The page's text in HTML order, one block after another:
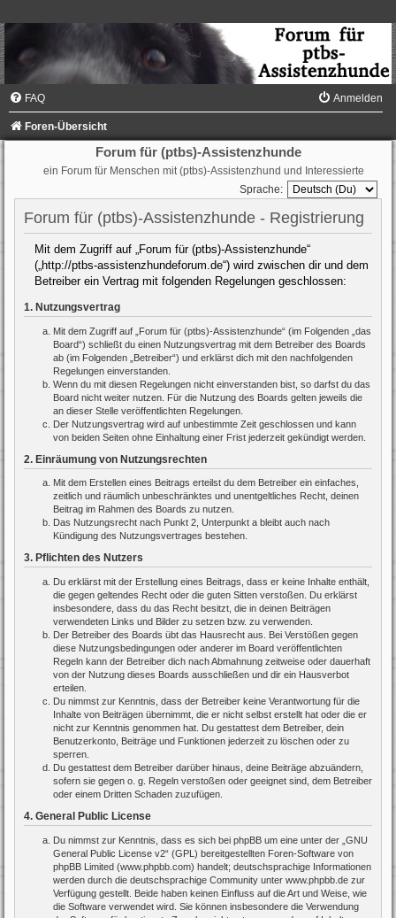
FAQ Anmelden
Foren-Übersicht
Forum für (ptbs)-Assistenzhunde
ein Forum für Menschen mit (ptbs)-Assistenzhund und Interessierte
Sprache:
Forum für (ptbs)-Assistenzhunde - Registrierung
Mit dem Zugriff auf „Forum für (ptbs)-Assistenzhunde“
(„http://ptbs-assistenzhundeforum.de“) wird zwischen dir und dem
Betreiber ein Vertrag mit folgenden Regelungen geschlossen:
1. Nutzungsvertrag
Mit dem Zugriff auf „Forum für (ptbs)-Assistenzhunde“ (im Folgenden „das
Board“) schließt du einen Nutzungsvertrag mit dem Betreiber des Boards
ab (im Folgenden „Betreiber“) und erklärst dich mit den nachfolgenden
Regelungen einverstanden.
Wenn du mit diesen Regelungen nicht einverstanden bist, so darfst du das
Board nicht weiter nutzen. Für die Nutzung des Boards gelten jeweils die
an dieser Stelle veröffentlichten Regelungen.
Der Nutzungsvertrag wird auf unbestimmte Zeit geschlossen und kann
von beiden Seiten ohne Einhaltung einer Frist jederzeit gekündigt werden.
2. Einräumung von Nutzungsrechten
Mit dem Erstellen eines Beitrags erteilst du dem Betreiber ein einfaches,
zeitlich und räumlich unbeschränktes und unentgeltliches Recht, deinen
Beitrag im Rahmen des Boards zu nutzen.
Das Nutzungsrecht nach Punkt 2, Unterpunkt a bleibt auch nach
Kündigung des Nutzungsvertrages bestehen.
3. Pflichten des Nutzers
Du erklärst mit der Erstellung eines Beitrags, dass er keine Inhalte enthält,
die gegen geltendes Recht oder die guten Sitten verstoßen. Du erklärst
insbesondere, dass du das Recht besitzt, die in deinen Beiträgen
verwendeten Links und Bilder zu setzen bzw. zu verwenden.
Der Betreiber des Boards übt das Hausrecht aus. Bei Verstößen gegen
diese Nutzungsbedingungen oder anderer im Board veröffentlichten
Regeln kann der Betreiber dich nach Abmahnung zeitweise oder dauerhaft
von der Nutzung dieses Boards ausschließen und dir ein Hausverbot
erteilen.
Du nimmst zur Kenntnis, dass der Betreiber keine Verantwortung für die
Inhalte von Beiträgen übernimmt, die er nicht selbst erstellt hat oder die er
nicht zur Kenntnis genommen hat. Du gestattest dem Betreiber, dein
Benutzerkonto, Beiträge und Funktionen jederzeit zu löschen oder zu
sperren.
Du gestattest dem Betreiber darüber hinaus, deine Beiträge abzuändern,
sofern sie gegen o. g. Regeln verstoßen oder geeignet sind, dem Betreiber
oder einem Dritten Schaden zuzufügen.
4. General Public License
Du nimmst zur Kenntnis, dass es sich bei phpBB um eine unter der „ GNU
General Public License v2“ (GPL) bereitgestellten Foren-Software von
phpBB Limited (www.phpbb.com) handelt; deutschsprachige Informationen
werden durch die deutschsprachige Community unter www.phpbb.de zur
Verfügung gestellt. Beide haben keinen Einfluss auf die Art und Weise, wie
die Software verwendet wird. Sie können insbesondere die Verwendung